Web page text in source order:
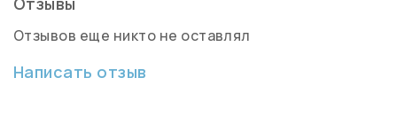
Отзывов еще никто не оставлял
Написать отзыв